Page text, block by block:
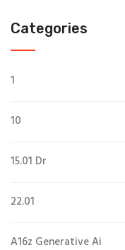
Categories
1
10
15.01 Dr
22.01
A16z Generative Ai